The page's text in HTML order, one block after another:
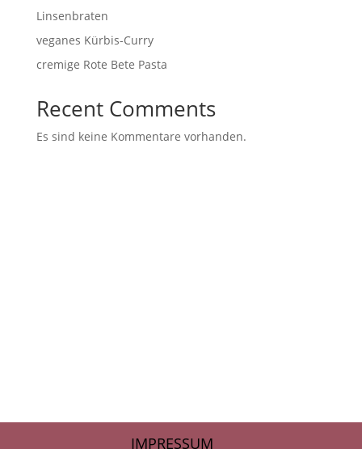
Linsenbraten
veganes Kürbis-Curry
cremige Rote Bete Pasta
Recent Comments
Es sind keine Kommentare vorhanden.
IMPRESSUM